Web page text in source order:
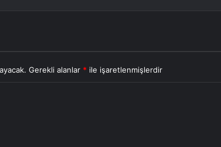
Gerekli alanlar * ile işaretlenmişlerdir